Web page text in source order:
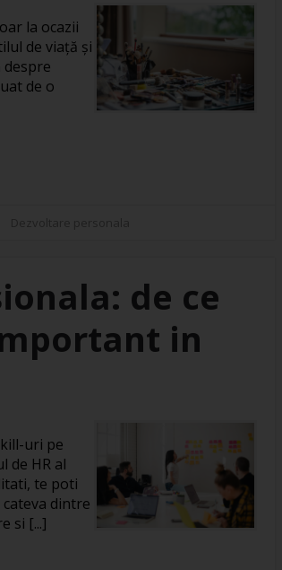
la ocazii
de viață și
de o
de ce
in
uri pe
de HR al
te poti
dintre
si [...]